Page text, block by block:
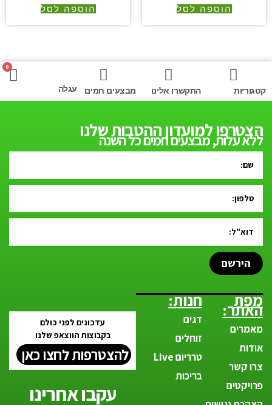
הוספה לסל הוספה לסל
קטגוריות התקשרו אלינו מבצעים חמים
0
עגלה
הצטרפו למועדון ההטבות שלנו
ללא עלות, מבצעים חמים כל השנה
הירשם
מפת
האתר:
מאמרים
אודות
צרו קשר
פרויקטים
חנות:
דגים
זוחלים
טרריום Live
בריכות
עדכונים לפני כולם
בקבוצות הווצאפ שלנו
להצטרפות לחצו כאן
עקבו אחרינו